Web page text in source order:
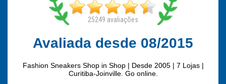
25249 avaliações
Avaliada desde 08/2015
Fashion Sneakers Shop in Shop | Desde 2005 | 7 Lojas |
Curitiba-Joinville. Go online.